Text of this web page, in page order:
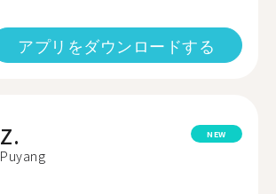
アプリをダウンロードする
Z.
Puyang
NEW